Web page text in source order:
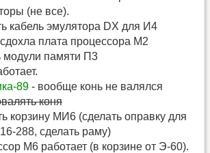
(не все).
кабель эмулятора DX для И4
плата процессора М2
модули памяти П3
89 - вообще конь не валялся
коня
корзину МИ6 (сделать оправку для
288, сделать раму)
М6 работает (в корзине от Э-60).